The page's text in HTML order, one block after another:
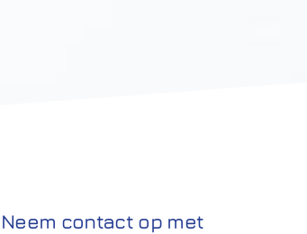
Neem contact op met